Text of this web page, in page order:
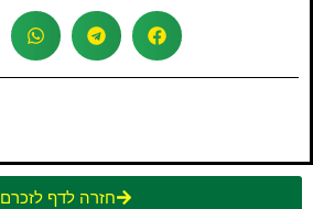
חזרה לדף לזכרם